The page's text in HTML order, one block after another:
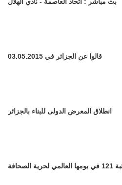
قالوا عن الجزائر في 03.05.2015
انطلاق المعرض الدولى للبناء بالجزائر